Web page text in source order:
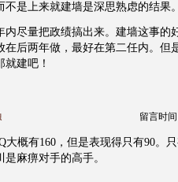
不是上来就建墙是深思熟虑的结果
内尽量把政绩搞出来。建墙这事的
在后两年做，最好在第二任内。但
建吧！
留言时间
大概有160，但是表现得只有90。
麻痹对手的高手。